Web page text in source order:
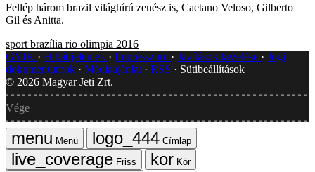
Fellép három brazil világhírú zenész is, Caetano Veloso, Gilberto
Gil és Anitta.
sport brazília rio olimpia 2016
GYIK
Hibát jelentek Impresszum Javítások kezelése
Jogi
dokumentumok
Médiaajánlat RSS
Sütibeállítások
© 2026 Magyar Jeti Zrt.
Vége
Menü
Címlap
Friss
Kör